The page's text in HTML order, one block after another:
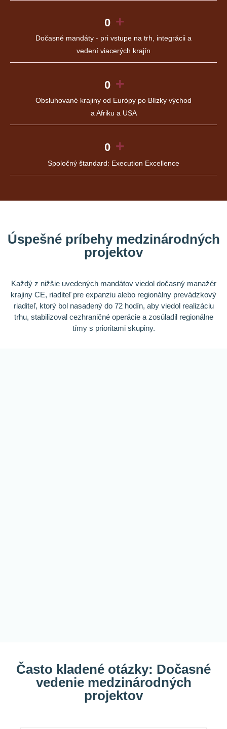
0 +
Dočasné mandáty - pri vstupe na trh, integrácii a
vedení viacerých krajín
0 +
Obsluhované krajiny od Európy po Blízky východ
a Afriku a USA
0 +
Spoločný štandard: Execution Excellence
Úspešné príbehy medzinárodných
projektov
Každý z nižšie uvedených mandátov viedol dočasný manažér
krajiny CE, riaditeľ pre expanziu alebo regionálny prevádzkový
riaditeľ, ktorý bol nasadený do 72 hodín, aby viedol realizáciu
trhu, stabilizoval cezhraničné operácie a zosúladil regionálne
tímy s prioritami skupiny.
Často kladené otázky: Dočasné
vedenie medzinárodných
projektov